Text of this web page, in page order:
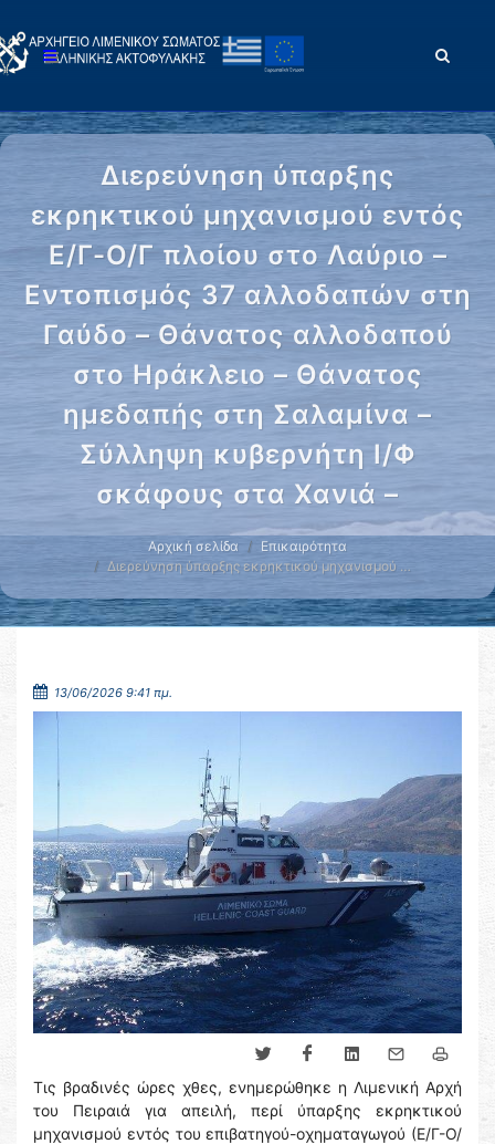
Διερεύνηση ύπαρξης
εκρηκτικού μηχανισμού εντός
Ε/Γ-O/Γ πλοίου στο Λαύριο –
Εντοπισμός 37 αλλοδαπών στη
Γαύδο – Θάνατος αλλοδαπού
στο Ηράκλειο – Θάνατος
ημεδαπής στη Σαλαμίνα –
Σύλληψη κυβερνήτη Ι/Φ
σκάφους στα Χανιά –
Αρχική σελίδα
Επικαιρότητα
Διερεύνηση ύπαρξης εκρηκτικού μηχανισμού …
13/06/2026 9:41 πμ.
Τις βραδινές ώρες χθες, ενημερώθηκε η Λιμενική Αρχή
του Πειραιά για απειλή, περί ύπαρξης εκρηκτικού
μηχανισμού εντός του επιβατηγού-οχηματαγωγού (Ε/Γ-Ο/